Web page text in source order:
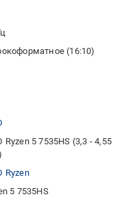
(16:10)
Ryzen 5 7535HS (3,3 - 4,55
Ryzen
5 7535HS